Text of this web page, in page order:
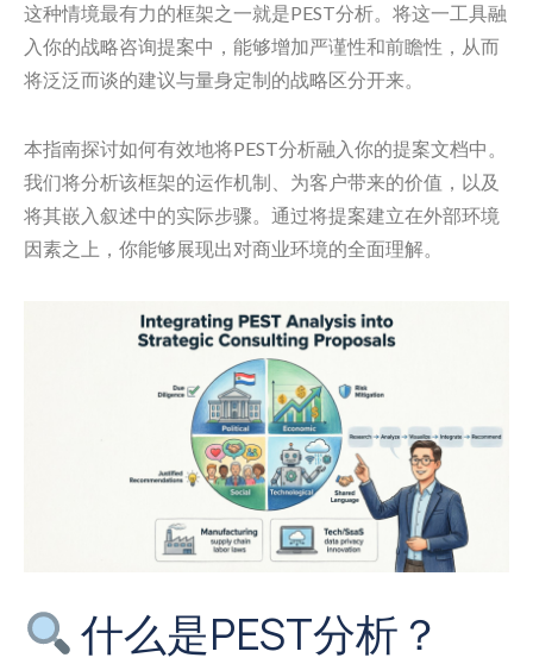
这种情境最有力的框架之一就是PEST分析。将这一工具融
入你的战略咨询提案中，能够增加严谨性和前瞻性，从而
将泛泛而谈的建议与量身定制的战略区分开来。
本指南探讨如何有效地将PEST分析融入你的提案文档中。
我们将分析该框架的运作机制、为客户带来的价值，以及
将其嵌入叙述中的实际步骤。通过将提案建立在外部环境
因素之上，你能够展现出对商业环境的全面理解。
什么是PEST分析？